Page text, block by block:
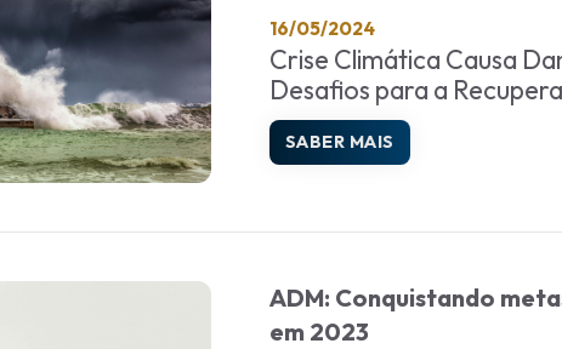
16/05/2024
Crise Climática Causa
Desafios para a
SABER MAIS
ADM: Conquistando
em 2023